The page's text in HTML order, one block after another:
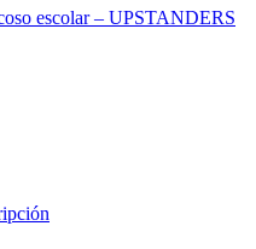
escolar – UPSTANDERS